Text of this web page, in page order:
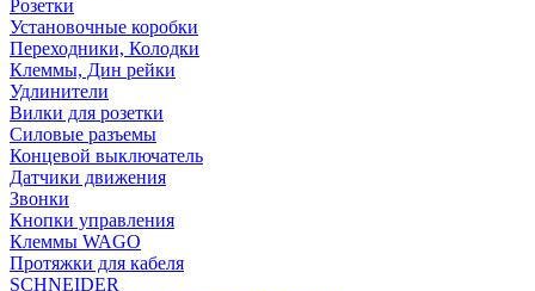
Розетки
Установочные коробки
Переходники, Колодки
Клеммы, Дин рейки
Удлинители
Вилки для розетки
Силовые разъемы
Концевой выключатель
Датчики движения
Звонки
Кнопки управления
Клеммы WAGO
Протяжки для кабеля
SCHNEIDER